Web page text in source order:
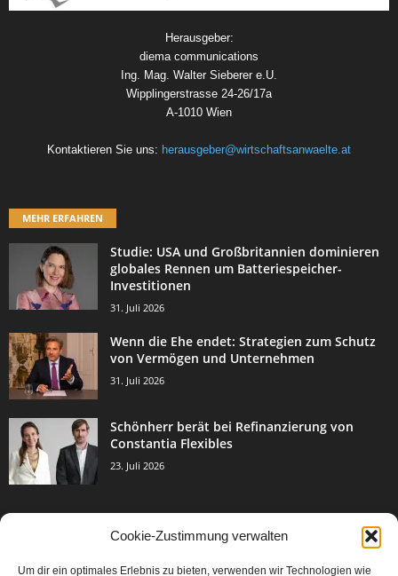
Cookie-Zustimmung verwalten
Um dir ein optimales Erlebnis zu bieten, verwenden wir Technologien wie
Herausgeber:
diema communications
Ing. Mag. Walter Sieberer e.U.
Wipplingerstrasse 24-26/17a
A-1010 Wien
Kontaktieren Sie uns: herausgeber@wirtschaftsanwaelte.at
MEHR ERFAHREN
Studie: USA und Großbritannien dominieren
globales Rennen um Batteriespeicher-
Investitionen
31. Juli 2026
Wenn die Ehe endet: Strategien zum Schutz
von Vermögen und Unternehmen
31. Juli 2026
Schönherr berät bei Refinanzierung von
Constantia Flexibles
23. Juli 2026